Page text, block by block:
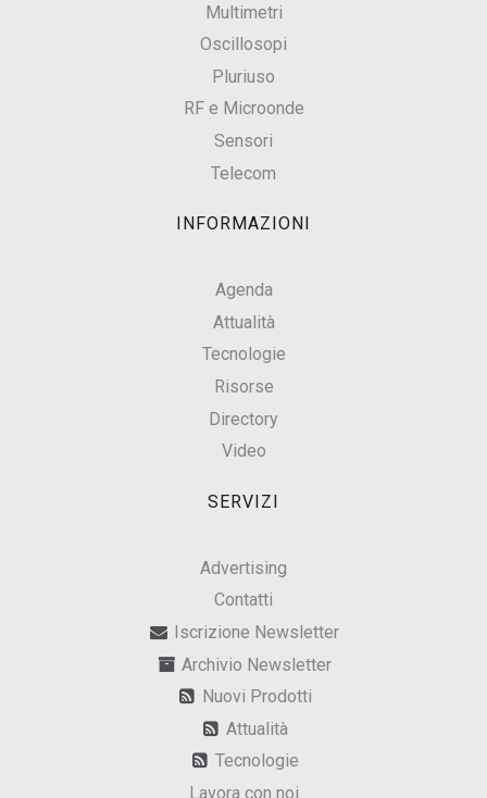
Multimetri
Oscillosopi
Pluriuso
RF e Microonde
Sensori
Telecom
INFORMAZIONI
Agenda
Attualità
Tecnologie
Risorse
Directory
Video
SERVIZI
Advertising
Contatti
Iscrizione Newsletter
Archivio Newsletter
Nuovi Prodotti
Attualità
Tecnologie
Lavora con noi